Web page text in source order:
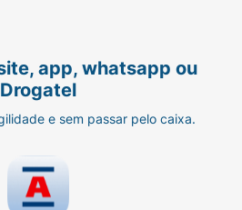
Relaxante (215g).
Ativador (50ml).
detalhado.
app, whatsapp ou
Drogatel
e sem passar pelo caixa.